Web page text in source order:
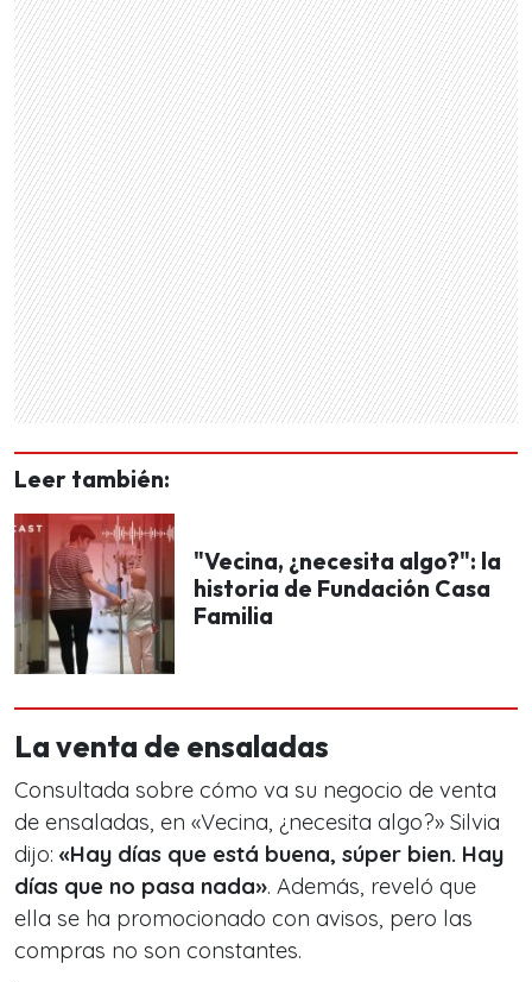
Leer también:
"Vecina, ¿necesita algo?": la
historia de Fundación Casa
Familia
La venta de ensaladas
Consultada sobre cómo va su negocio de venta
de ensaladas, en «Vecina, ¿necesita algo?» Silvia
dijo: «Hay días que está buena, súper bien. Hay
días que no pasa nada». Además, reveló que
ella se ha promocionado con avisos, pero las
compras no son constantes.